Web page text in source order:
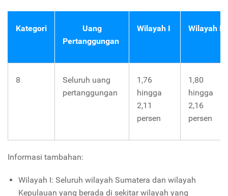
Kategori
Uang
Pertanggungan
Wilayah I Wilayah II
8
Seluruh uang
pertanggungan
1,76
hingga
2,11
persen
1,80
hingga
2,16
persen
Informasi tambahan:
Wilayah I: Seluruh wilayah Sumatera dan wilayah
Kepulauan yang berada di sekitar wilayah yang